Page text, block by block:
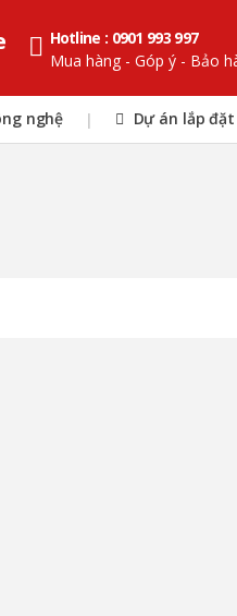
Hotline : 0901 993 997
Mua hàng - Góp ý - Bảo
nghệ | Dự án lắp đặt